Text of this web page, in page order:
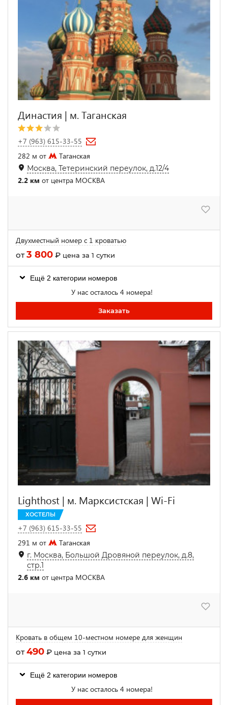
Династия | м. Таганская
+7 (963) 615-33-55
282 м от
Таганская
Москва, Тетеринский переулок, д.12/4
2.2 км от центра МОСКВА
Двухместный номер с 1 кроватью
от3 800 ₽ цена за 1 сутки
Ещё 2 категории номеров
У нас осталось 4 номера!
Заказать
Lighthost | м. Марксистская | Wi-Fi
ХОСТЕЛЫ
+7 (963) 615-33-55
291 м от
Таганская
г. Москва, Большой Дровяной переулок, д.8,
стр.1
2.6 км от центра МОСКВА
Кровать в общем 10-местном номере для женщин
от490 ₽ цена за 1 сутки
Ещё 2 категории номеров
У нас осталось 4 номера!